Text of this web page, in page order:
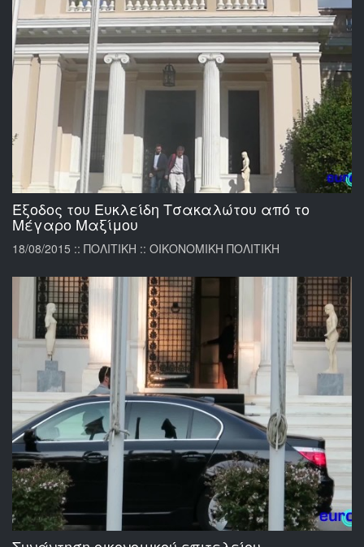
Έξοδος του Ευκλείδη Τσακαλώτου από το
Μέγαρο Μαξίμου
18/08/2015 :: ΠΟΛΙΤΙΚΗ :: ΟΙΚΟΝΟΜΙΚΗ ΠΟΛΙΤΙΚΗ